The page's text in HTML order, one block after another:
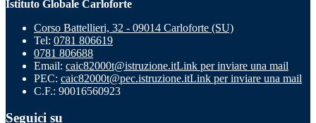
Istituto Globale Carloforte
Corso Battellieri, 32 - 09014 Carloforte (SU)
Tel: 0781 806619
0781 806688
Email: caic82000t@istruzione.itLink per inviare una mail
PEC: caic82000t@pec.istruzione.itLink per inviare una mail
C.F.: 90016560923
Seguici su